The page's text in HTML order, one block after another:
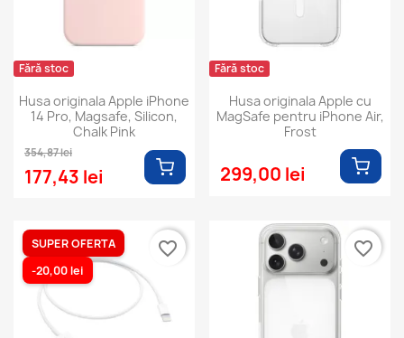
Fără stoc
Husa originala Apple iPhone
14 Pro, Magsafe, Silicon,
Chalk Pink
354,87 lei
177,43 lei
Fără stoc
Husa originala Apple cu
MagSafe pentru iPhone Air,
Frost
299,00 lei
SUPER OFERTA
-20,00 lei
favorite_border favorite_border